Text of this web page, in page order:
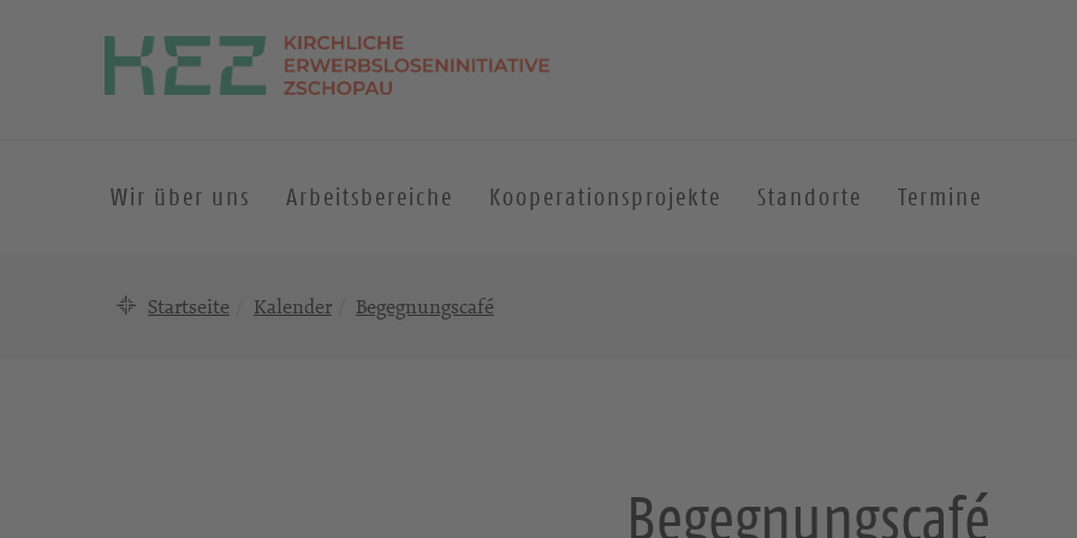
Wir über uns Arbeitsbereiche Kooperationsprojekte Standorte Termine
Startseite Kalender Begegnungscafé
Begegnungscafé